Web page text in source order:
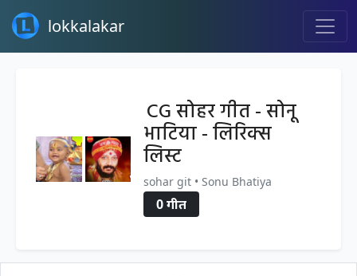
lokkalakar
CG सोहर गीत - सोनू
भाटिया - लिरिक्स
लिस्ट
sohar git • Sonu Bhatiya
0 गीत